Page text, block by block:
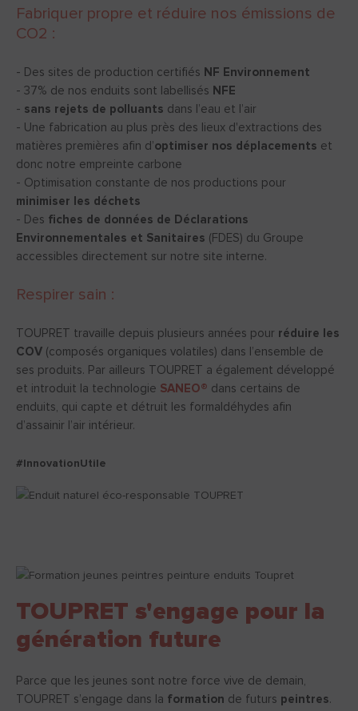
Fabriquer propre et réduire nos émissions de
CO2 :
- Des sites de production certifiés NF Environnement
- 37% de nos enduits sont labellisés NFE
- sans rejets de polluants dans l’eau et l’air
- Une fabrication au plus près des lieux d'extractions des
matières premières afin d’optimiser nos déplacements et
donc notre empreinte carbone
- Optimisation constante de nos productions pour
minimiser les déchets
- Des fiches de données de Déclarations
Environnementales et Sanitaires (FDES) du Groupe
accessibles directement sur notre site interne.
Respirer sain :
TOUPRET travaille depuis plusieurs années pour réduire les
COV (composés organiques volatiles) dans l’ensemble de
ses produits. Par ailleurs TOUPRET a également développé
et introduit la technologie SANEO® dans certains de
enduits, qui capte et détruit les formaldéhydes afin
d’assainir l’air intérieur.
#InnovationUtile
TOUPRET s'engage pour la
génération future
Parce que les jeunes sont notre force vive de demain,
TOUPRET s’engage dans la formation de futurs peintres.